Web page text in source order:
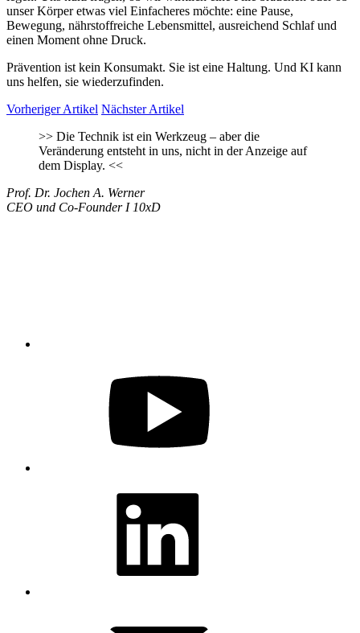
unser Körper etwas viel Einfacheres möchte: eine Pause,
Bewegung, nährstoffreiche Lebensmittel, ausreichend Schlaf und
einen Moment ohne Druck.
Prävention ist kein Konsumakt. Sie ist eine Haltung. Und KI kann
uns helfen, sie wiederzufinden.
Vorheriger Artikel Nächster Artikel
>> Die Technik ist ein Werkzeug – aber die
Veränderung entsteht in uns, nicht in der Anzeige auf
dem Display. <<
Prof. Dr. Jochen A. Werner
CEO und Co-Founder I 10xD